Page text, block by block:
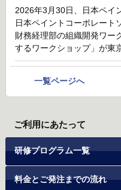
2026年3月30日、日本ペイ
日本ペイントコーポレート
財務経理部の組織開発ワー
するワークショップ」が東
一覧ページへ
ご利用にあたって
研修プログラム一覧
料金とご発注までの流れ